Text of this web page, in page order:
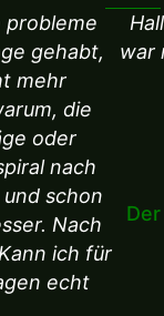
probleme
gehabt,
mehr
die
oder
nach
schon
Nach
ich für
echt
war